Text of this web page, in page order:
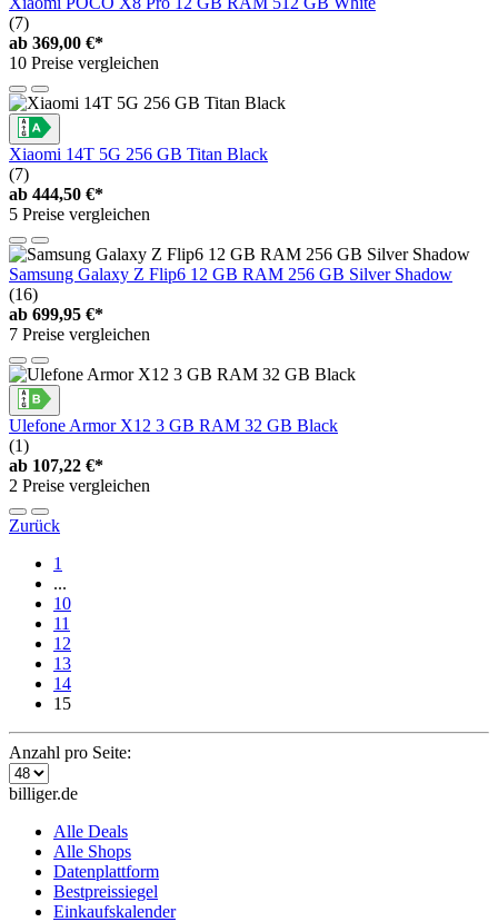
(7)
ab 369,00 €*
10 Preise vergleichen
Xiaomi 14T 5G 256 GB Titan Black
(7)
ab 444,50 €*
5 Preise vergleichen
Samsung Galaxy Z Flip6 12 GB RAM 256 GB Silver Shadow
(16)
ab 699,95 €*
7 Preise vergleichen
Ulefone Armor X12 3 GB RAM 32 GB Black
(1)
ab 107,22 €*
2 Preise vergleichen
Zurück
1
...
10
11
12
13
14
15
Anzahl pro Seite:
billiger.de
Alle Deals
Alle Shops
Datenplattform
Bestpreissiegel
Einkaufskalender